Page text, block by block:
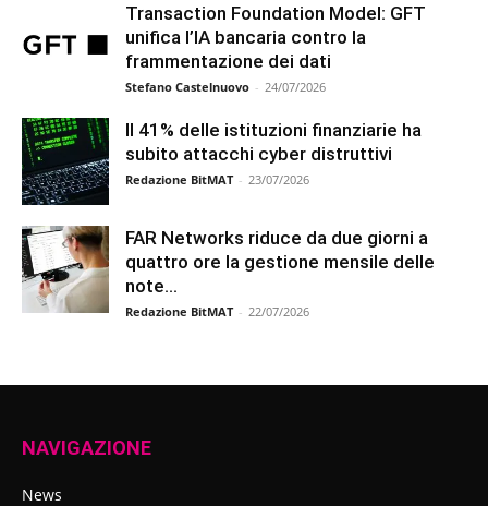
Transaction Foundation Model: GFT
unifica l’IA bancaria contro la
frammentazione dei dati
Stefano Castelnuovo - 24/07/2026
Il 41% delle istituzioni finanziarie ha
subito attacchi cyber distruttivi
Redazione BitMAT - 23/07/2026
FAR Networks riduce da due giorni a
quattro ore la gestione mensile delle
note...
Redazione BitMAT - 22/07/2026
NAVIGAZIONE
News